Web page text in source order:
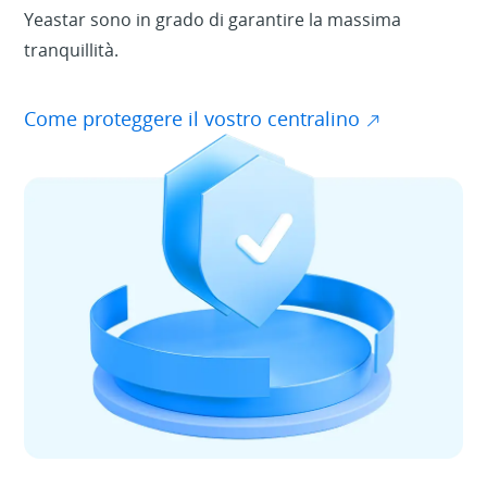
Yeastar sono in grado di garantire la massima
tranquillità.
Come proteggere il vostro centralino